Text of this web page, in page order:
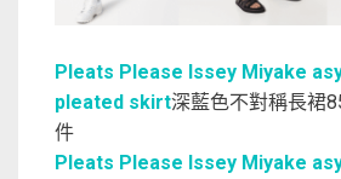
Pleats Please Issey Miyake
pleated skirt深藍色不對稱長裙
件
Pleats Please Issey Miyake